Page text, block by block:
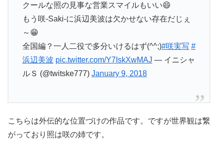
クールな照の見事な営業スマイルもいい😄
もう咲-Saki-に浜辺美波は欠かせない存在だじぇ
～😁
全国編？一人二役で多分いけるはず(^^;)#咲実写 #
浜辺美波 pic.twitter.com/Y7IskXwMAJ — イニシャ
ルＳ (@twitske777) January 9, 2018
こちらは外伝的な位置づけの作品です。ですが世界観は繋
がっており照は咲の姉です。